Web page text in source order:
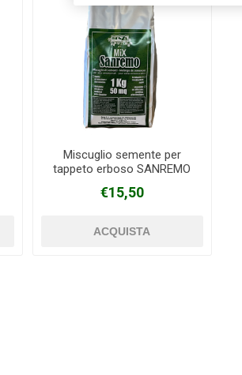
Miscuglio semente per
tappeto erboso SANREMO
€15,50